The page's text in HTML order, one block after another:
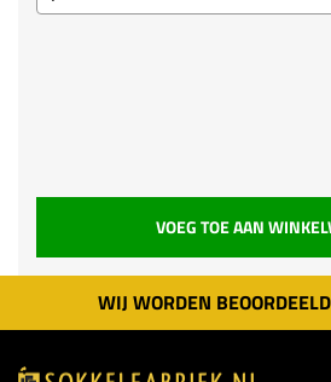
VOEG TOE AAN
WIJ WORDEN